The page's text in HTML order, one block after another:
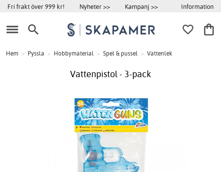
Fri frakt över 999 kr! Nyheter >> Kampanj >> Information
Hem > Pyssla > Hobbymaterial > Spel & pussel > Vattenlek
Vattenpistol - 3-pack